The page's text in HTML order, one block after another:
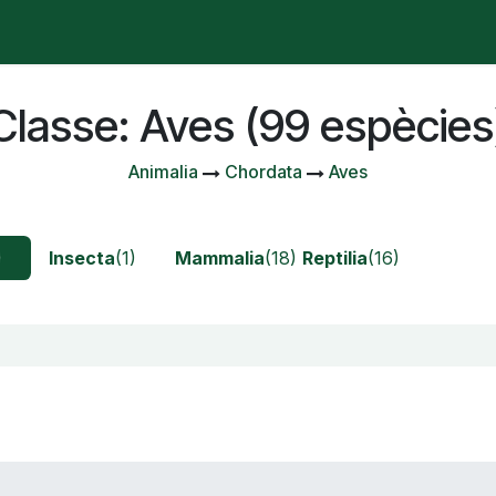
Aves (99
Animalia Chordata Aves
Insecta(1) Mammalia(18) Reptilia(16)